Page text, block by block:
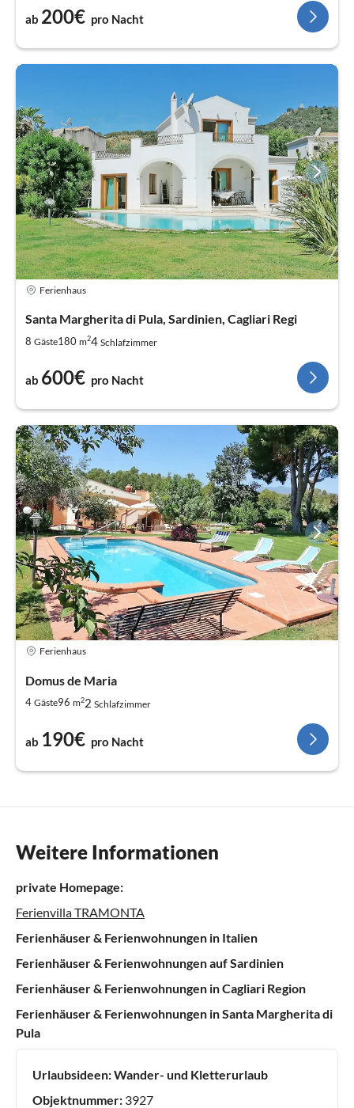
ab 200€ pro Nacht
Ferienhaus
Santa Margherita di Pula, Sardinien, Cagliari Regi
8 Gäste180 m24 Schlafzimmer
ab 600€ pro Nacht
Ferienhaus
Domus de Maria
4 Gäste96 m22 Schlafzimmer
ab 190€ pro Nacht
Weitere Informationen
private Homepage:
Ferienvilla TRAMONTA
Ferienhäuser & Ferienwohnungen in Italien
Ferienhäuser & Ferienwohnungen auf Sardinien
Ferienhäuser & Ferienwohnungen in Cagliari Region
Ferienhäuser & Ferienwohnungen in Santa Margherita di
Pula
Urlaubsideen:Wander- und Kletterurlaub
Objektnummer: 3927